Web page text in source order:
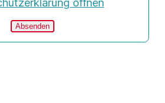
öffnen
Absenden